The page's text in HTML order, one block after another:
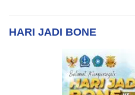
HARI JADI BONE